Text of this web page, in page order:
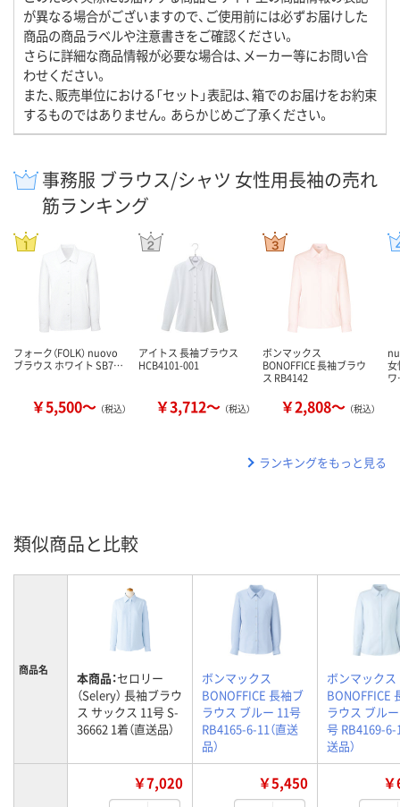
が異なる場合がございますので、ご使用前には必ずお届けした
商品の商品ラベルや注意書きをご確認ください。
さらに詳細な商品情報が必要な場合は、メーカー等にお問い合
わせください。
また、販売単位における「セット」表記は、箱でのお届けをお約束
するものではありません。あらかじめご了承ください。
事務服 ブラウス/シャツ 女性用長袖の売れ
筋ランキング
フォーク（FOLK） nuovo
ブラウス ホワイト SB7…
￥5,500～ （税込）
アイトス 長袖ブラウス
HCB4101-001
￥3,712～ （税込）
ボンマックス
BONOFFICE 長袖ブラウ
ス RB4142
￥2,808～ （税込）
女
ランキングをもっと見る
類似商品と比較
商品名 本商品：セロリー
（Selery） 長袖ブラウ
ス サックス 11号 S-
36662 1着（直送品）
ボンマックス
BONOFFICE 長袖ブ
ラウス ブルー 11号
RB4165-6-11（直送
品）
ボンマックス
BONOFFICE
ラウス ブル
号 RB4169-6-
送品）
￥7,020 ￥5,450